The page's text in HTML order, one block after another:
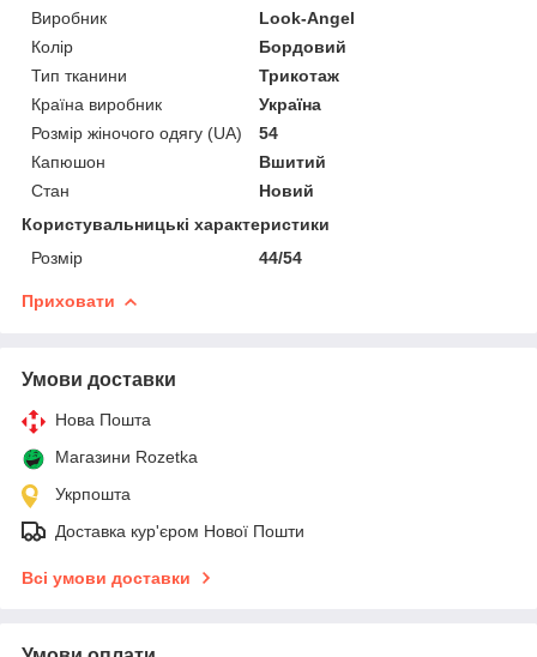
Виробник
Look-Angel
Колір
Бордовий
Тип тканини
Трикотаж
Країна виробник
Україна
Розмір жіночого одягу (UA)
54
Капюшон
Вшитий
Стан
Новий
Користувальницькі характеристики
Розмір
44/54
Приховати
Умови доставки
Нова Пошта
Магазини Rozetka
Укрпошта
Доставка кур'єром Нової Пошти
Всі умови доставки